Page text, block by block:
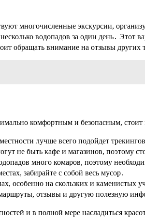
многочисленные экскурсии,
водопадов за один день․ Этот
обращать внимание на отзывы других
комфортным и безопасным, стоит
лучше всего подойдет
не быть кафе и магазинов, поэтому
много комаров, поэтому
забирайте с собой весь мусор․
особенно на скользких и каменистых
отзывы и другую полезную
и в полной мере насладиться